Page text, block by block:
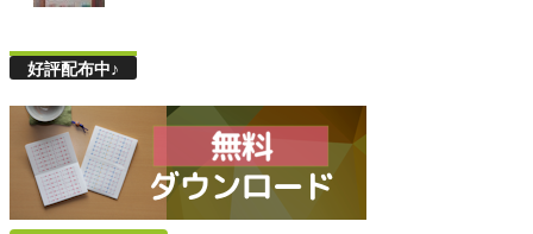
好評配布中♪